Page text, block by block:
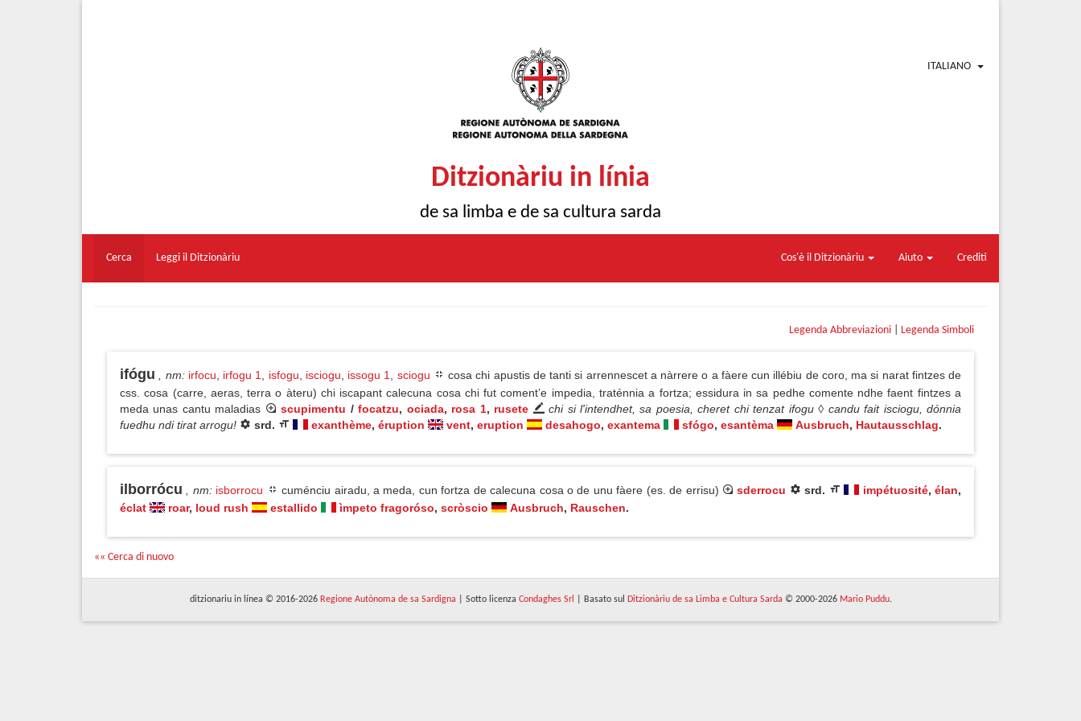
ITALIANO
Ditzionàriu in línia
de sa limba e de sa cultura sarda
Cerca Leggi il Ditzionàriu Cos'è il Ditzionàriu Aiuto Crediti
Legenda Abbreviazioni Legenda Simboli
ifógu , nm: irfocu irfogu 1 isfogu isciogu issogu 1 sciogu
cosa chi apustis de tanti si arrennescet a nàrrere o a fàere cun illébiu de coro, ma si narat fintzes de
css. cosa (carre, aeras, terra o àteru) chi iscapant calecuna cosa chi fut coment’e impedia, traténnia a fortza; essidura in sa pedhe comente ndhe faent fintzes a
meda unas cantu maladias
scupimentu / focatzu, ociada, rosa 1, rusete
chi si l'intendhet, sa poesia, cheret chi tenzat ifogu ◊ candu fait isciogu, dónnia
fuedhu ndi tirat arrogu!
srd. exanthème, éruption vent, eruption desahogo, exantema sfógo, esantèma Ausbruch, Hautausschlag.
ilborrócu , nm: isborrocu cuménciu airadu, a meda, cun fortza de calecuna cosa o de unu fàere (es. de errisu) sderrocu srd. impétuosité, élan,
éclat
roar, loud rush estallido ìmpeto fragoróso, scròscio Ausbruch, Rauschen.
«« Cerca di nuovo
ditzionariu in línea © 2016-2026 Regione Autònoma de sa Sardigna | Sotto licenza Condaghes Srl | Basato sul Ditzionàriu de sa Limba e Cultura Sarda © 2000-2026 Mario Puddu.